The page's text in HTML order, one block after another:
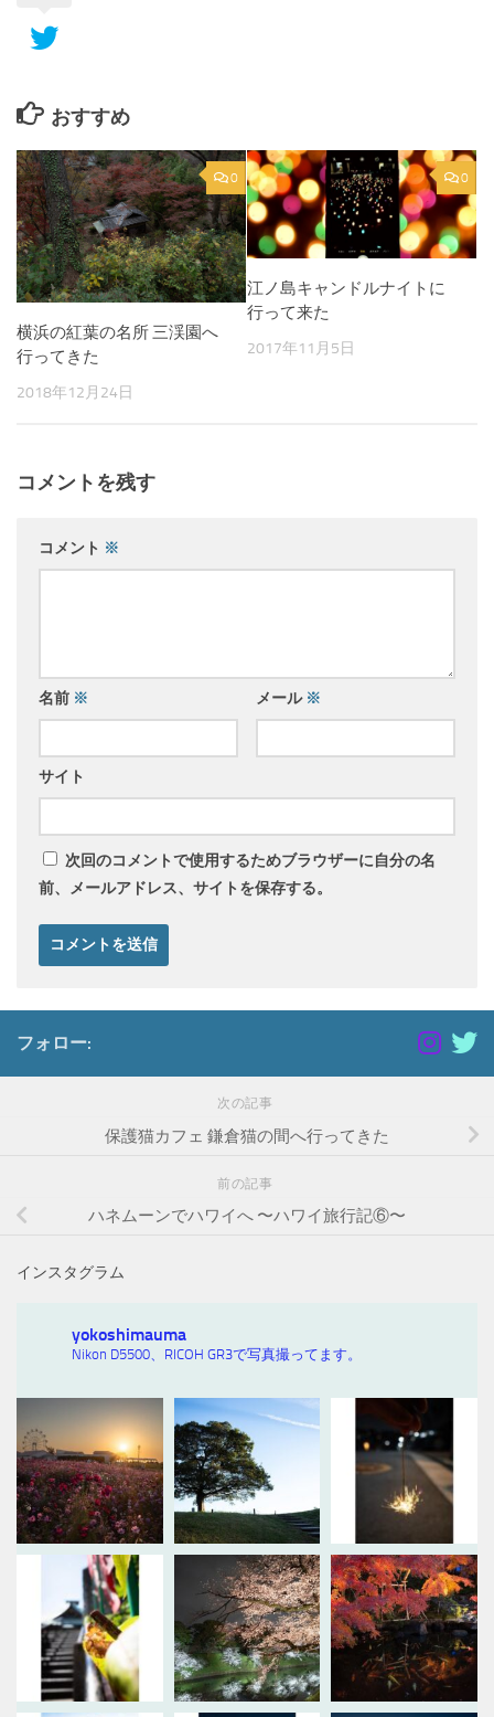
おすすめ
0
横浜の紅葉の名所 三渓園へ
行ってきた
2018年12月24日
0
江ノ島キャンドルナイトに
行って来た
2017年11月5日
コメントを残す
コメント ※
名前 ※ メール ※
サイト
次回のコメントで使用するためブラウザーに自分の名
前、メールアドレス、サイトを保存する。
フォロー:
次の記事
保護猫カフェ 鎌倉猫の間へ行ってきた
前の記事
ハネムーンでハワイへ 〜ハワイ旅行記⑥〜
インスタグラム
yokoshimauma
Nikon D5500、RICOH GR3で写真撮ってます。